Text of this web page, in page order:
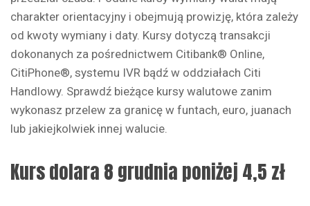
charakter orientacyjny i obejmują prowizję, która zależy
od kwoty wymiany i daty. Kursy dotyczą transakcji
dokonanych za pośrednictwem Citibank® Online,
CitiPhone®, systemu IVR bądź w oddziałach Citi
Handlowy. Sprawdź bieżące kursy walutowe zanim
wykonasz przelew za granicę w funtach, euro, juanach
lub jakiejkolwiek innej walucie.
Kurs dolara 8 grudnia poniżej 4,5 zł